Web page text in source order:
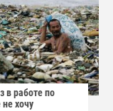
в работе по
хочу